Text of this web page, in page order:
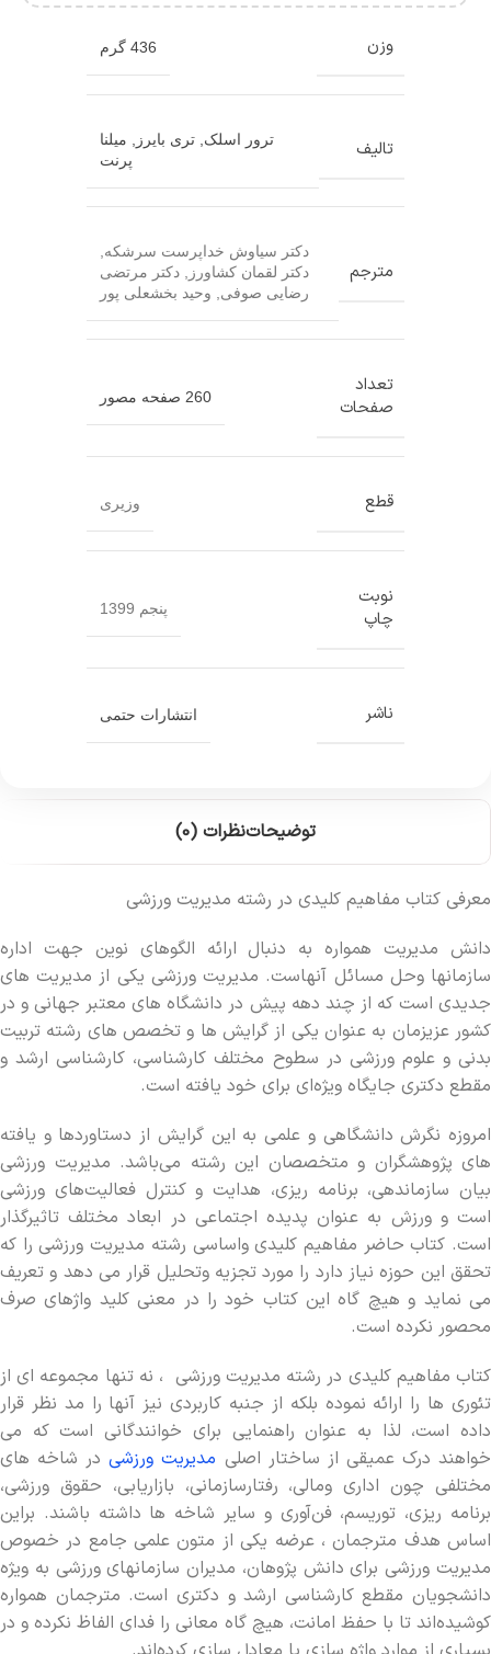
وزن 436 گرم
تالیف ترور اسلک, تری بایرز , میلنا
پرنت
مترجم
دکتر سیاوش خداپرست سرشکه,
دکتر لقمان کشاورز , دکتر مرتضی
رضایی صوفی, وحید بخشعلی پور
تعداد
صفحات
260 صفحه مصور
قطع وزیری
نوبت
چاپ
پنجم 1399
ناشر انتشارات حتمی
توضیحاتنظرات (0)
معرفی کتاب مفاهیم کلیدی در رشته مدیریت ورزشی
دانش مدیریت همواره به دنبال ارائه الگوهای نوین جهت اداره
سازمان‏ها وحل مسائل آنهاست. مديريت ورزشي يكي از مديريت‏ هاي
‏جديدي است كه از چند دهه پيش در دانشگاه ‏هاي ‏معتبر جهاني و در
کشور عزیزمان به عنوان يكي از گرايش ‏ها و تخصص ‏هاي ‏رشته تربيت
بدني و علوم ورزشي در سطوح مختلف كارشناسي، كارشناسي ارشد و
مقطع دكتري جايگاه ويژه‌اي براي خود يافته است.
امروزه نگرش دانشگاهي و علمي به اين گرايش از دستاوردها و يافته‏
هاي ‏پژوهشگران و متخصصان اين رشته مي‌باشد. مديريت ورزشي
بيان سازماندهي، برنامه ريزي، هدايت و كنترل فعاليت‌هاي ورزشي
است و ورزش به عنوان پديده اجتماعي در ابعاد مختلف تاثيرگذار
است. کتاب حاضر مفاهیم کلیدی واساسی رشته مدیریت ورزشی را که
تحقق این حوزه نیاز دارد را مورد تجزیه وتحلیل قرار می‏ دهد و تعریف
می‏ نماید و هیچ گاه این کتاب خود را در معنی کلید واژه‏ای صرف
محصور نکرده است.
کتاب مفاهیم کلیدی در رشته مدیریت ورزشی ، نه تنها مجموعه ‏ای از
تئوری ها را ارائه نموده بلکه از جنبه کاربردی نیز آنها را مد نظر قرار
داده است، لذا به عنوان راهنمایی برای خوانندگانی است که می‏
خواهند درک عمیقی از ساختار اصلی مدیریت ورزشیدر شاخه‏ های
مختلفی چون اداری ومالی، رفتارسازمانی، بازاریابی، حقوق ورزشی،
برنامه ریزی، توریسم، فن‌آوری و سایر شاخه‏ ها داشته باشند. براین
اساس هدف مترجمان ، عرضه یکی از متون علمی جامع در خصوص
مدیریت ورزشی برای دانش پژوهان، مدیران سازمان‏های ورزشی به ویژه
دانشجویان مقطع کارشناسی ارشد و دکتری است. مترجمان همواره
کوشیده‌اند تا با حفظ امانت، هیچ گاه معانی را فدای الفاظ نکرده و در